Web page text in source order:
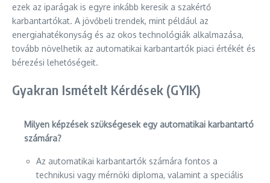
ezek az iparágak is egyre inkább keresik a szakértő
karbantartókat. A jövőbeli trendek, mint például az
energiahatékonyság és az okos technológiák alkalmazása,
tovább növelhetik az automatikai karbantartók piaci értékét és
bérezési lehetőségeit.
Gyakran Ismételt Kérdések (GYIK)
Milyen képzések szükségesek egy automatikai karbantartó
számára?
Az automatikai karbantartók számára fontos a
technikusi vagy mérnöki diploma, valamint a speciális